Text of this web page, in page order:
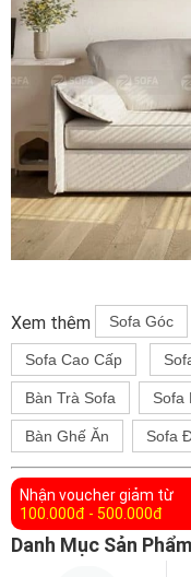
Xem thêm Sofa Góc
Sofa Cao Cấp
Bàn Trà Sofa Sofa
Bàn Ghế Ăn Sofa
Nhận voucher giảm từ
100.000đ - 500.000đ
Danh Mục Sản